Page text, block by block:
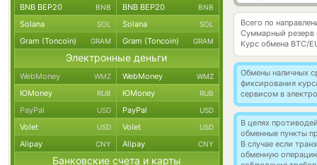
Всего по
Суммарный резерв
Курс обмена BTC/
Обмены наличных
фиксирования
сервисом в
В целях
обменные пункты
В случае если
обменную
BNB BEP20 BNB BNB BEP20 BNB
Solana SOL Solana SOL
Gram (Toncoin) GRAM Gram (Toncoin) GRAM
Электронные деньги
WebMoney WMZ WebMoney WMZ
ЮMoney RUB ЮMoney RUB
PayPal USD PayPal USD
Volet USD Volet USD
Alipay CNY Alipay CNY
Банковские счета и карты